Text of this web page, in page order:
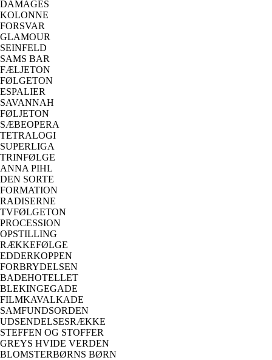
DAMAGES
KOLONNE
FORSVAR
GLAMOUR
SEINFELD
SAMS BAR
FÆLJETON
FØLGETON
ESPALIER
SAVANNAH
FØLJETON
SÆBEOPERA
TETRALOGI
SUPERLIGA
TRINFØLGE
ANNA PIHL
DEN SORTE
FORMATION
RADISERNE
TVFØLGETON
PROCESSION
OPSTILLING
RÆKKEFØLGE
EDDERKOPPEN
FORBRYDELSEN
BADEHOTELLET
BLEKINGEGADE
FILMKAVALKADE
SAMFUNDSORDEN
UDSENDELSESRÆKKE
STEFFEN OG STOFFER
GREYS HVIDE VERDEN
BLOMSTERBØRNS BØRN